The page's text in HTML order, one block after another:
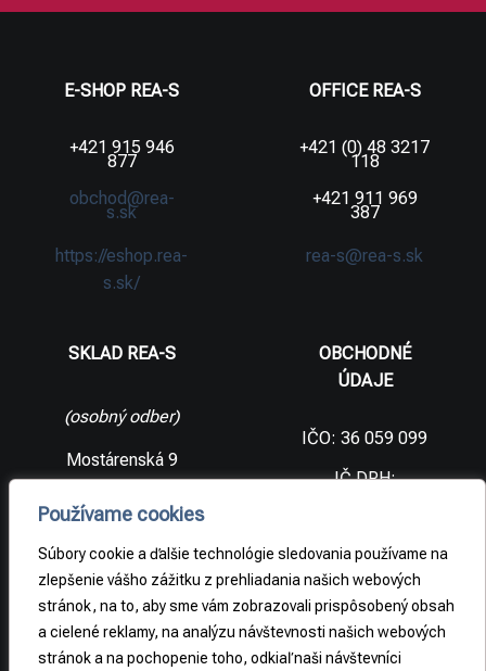
Používame cookies
Súbory cookie a ďalšie technológie sledovania používame na
zlepšenie vášho zážitku z prehliadania našich webových
stránok, na to, aby sme vám zobrazovali prispôsobený obsah
a cielené reklamy, na analýzu návštevnosti našich webových
stránok a na pochopenie toho, odkiaľ naši návštevníci
E-SHOP REA-S
+421 915 946
877
obchod@rea-
s.sk
https://eshop.rea-
s.sk/
OFFICE REA-S
+421 (0) 48 3217
118
+421 911 969
387
rea-s@rea-s.sk
SKLAD REA-S
(osobný odber)
Mostárenská 9
republika
OBCHODNÉ
ÚDAJE
IČO: 36 059 099
IČ DPH:
2021733065
PRÁVNE
INFORMÁCIE